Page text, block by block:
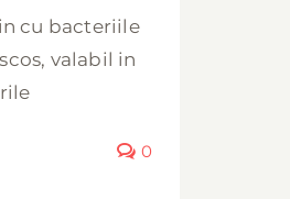
cu bacteriile
valabil in
0